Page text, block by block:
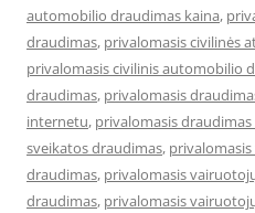
automobilio draudimas kaina,
draudimas, privalomasis civilinės
privalomasis civilinis automobilio
draudimas, privalomasis
internetu, privalomasis
sveikatos draudimas,
draudimas, privalomasis
draudimas, privalomasis